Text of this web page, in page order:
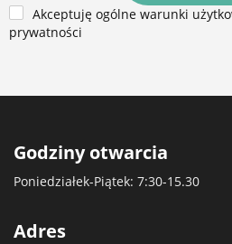
Akceptuję ogólne warunki
prywatności
Godziny otwarcia
Poniedziałek-Piątek: 7:30-15.30
Adres